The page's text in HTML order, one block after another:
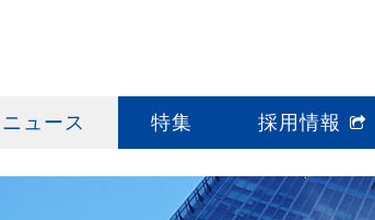
ニュース 特集 採用情報